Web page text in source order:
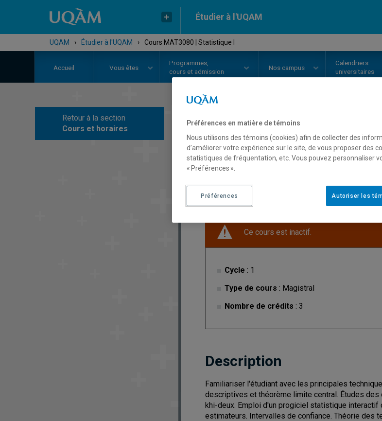
Étudier à l'UQAM
UQAM › Étudier à l'UQAM › Cours MAT3080 | Statistique I
Accueil Vous êtes
Programmes,
cours et admission
Nos campus
Calendriers
universitaires
Retour à la section
Cours et horaires
COURS// MAT3080
Description
Ce cours est inactif.
Cycle : 1
Type de cours : Magistral
Nombre de crédits : 3
Description
Familiariser l'étudiant avec les principales
descriptives et théorème limite central. Études
khi-deux. Emploi d'un progiciel statistique
estimateurs. Intervalles de confiance. Théorie des
Préférences en matière de témoins
Nous utilisons des témoins (cookies) afin de collecter des
d’améliorer votre expérience sur le site, de vous proposer des
statistiques de fréquentation, etc. Vous pouvez personnaliser
« Préférences ».
Autoriser les
Préférences